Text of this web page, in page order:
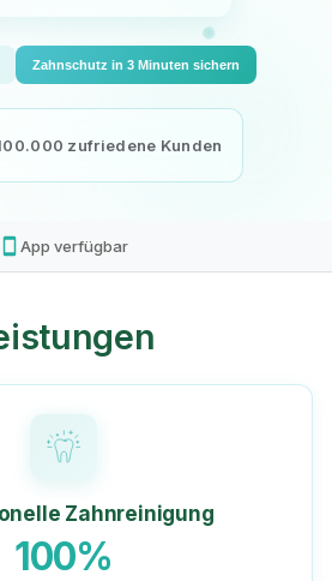
Zahnschutz in 3 Minuten sichern
zufriedene Kunden
smartphone App verfügbar
Zahnreinigung
100%